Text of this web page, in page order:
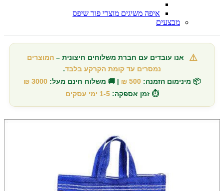
איפה משיגים מוצרי פור שיפס
מבצעים
⚠️ אנו עובדים עם חברת משלוחים חיצונית –המוצרים
נמסרים עד קומת הקרקע בלבד.
📦 מינימום הזמנה: 500 ₪ | 🚚 משלוח חינם מעל: 3000 ₪
⏱️ זמן אספקה: 1-5 ימי עסקים